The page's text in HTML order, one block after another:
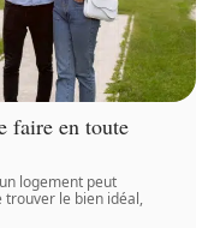
faire en toute
logement peut
trouver le bien idéal,